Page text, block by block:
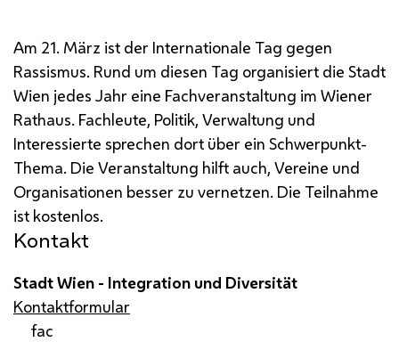
Am 21. März ist der Internationale Tag gegen
Rassismus. Rund um diesen Tag organisiert die Stadt
Wien jedes Jahr eine Fachveranstaltung im Wiener
Rathaus. Fachleute, Politik, Verwaltung und
Interessierte sprechen dort über ein Schwerpunkt-
Thema. Die Veranstaltung hilft auch, Vereine und
Organisationen besser zu vernetzen. Die Teilnahme
ist kostenlos.
Kontakt
Stadt Wien - Integration und Diversität
Kontaktformular
fac